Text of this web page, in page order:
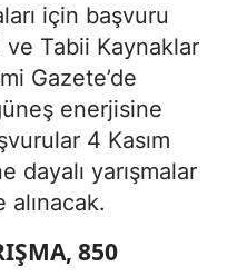
için başvuru
Tabii Kaynaklar
Gazete’de
enerjisine
4 Kasım
dayalı yarışmalar
alınacak.
850